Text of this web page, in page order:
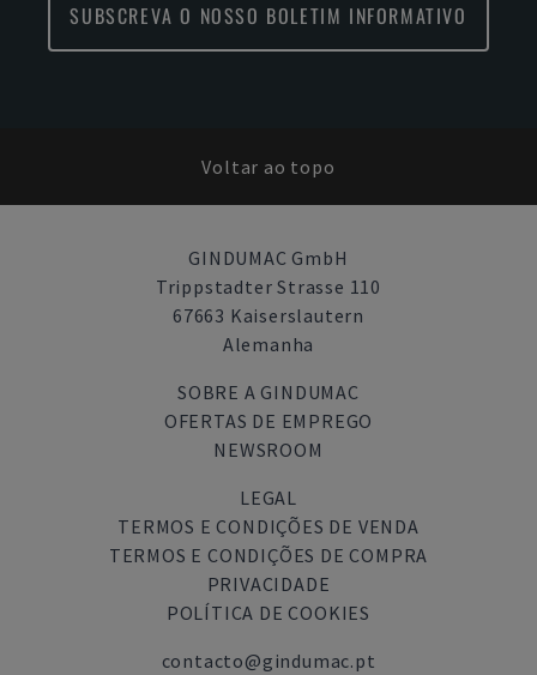
SUBSCREVA O NOSSO BOLETIM INFORMATIVO
Voltar ao topo
GINDUMAC GmbH
Trippstadter Strasse 110
67663 Kaiserslautern
Alemanha
SOBRE A GINDUMAC
OFERTAS DE EMPREGO
NEWSROOM
LEGAL
TERMOS E CONDIÇÕES DE VENDA
TERMOS E CONDIÇÕES DE COMPRA
PRIVACIDADE
POLÍTICA DE COOKIES
contacto@gindumac.pt